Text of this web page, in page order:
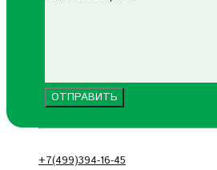
+7(499)394-16-45